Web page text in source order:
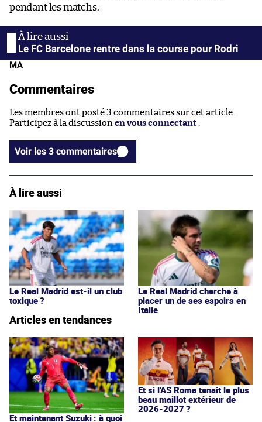
pendant les matchs.
Le FC Barcelone rentre dans la course pour Rodri
MA
Commentaires
Les membres ont posté 3 commentaires sur cet article.
Participez à la discussion en vous connectant .
Voir les 3 commentaires
À lire aussi
Le Real Madrid est-il un club
toxique ?
Le Real Madrid cherche à
placer un de ses espoirs en
Italie
Articles en tendances
Et maintenant Suzuki : à quoi
Et si l'AS Roma tenait le plus
beau maillot extérieur de
2026-2027 ?